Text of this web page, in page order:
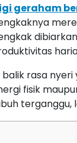
geraham
balik rasa
fisik
terganggu,